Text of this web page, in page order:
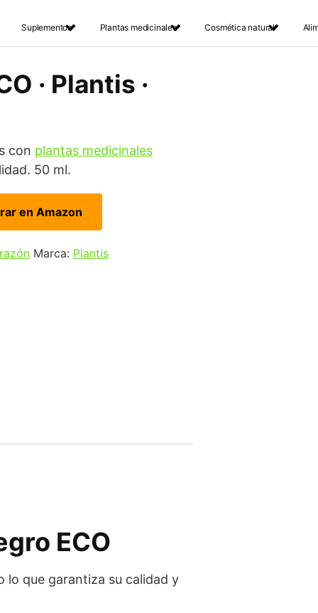
Suplementos Plantas medicinales Cosmética natural
· Plantis ·
con plantas medicinales
50 ml.
en Amazon
Marca: Plantis
ECO
lo que garantiza su calidad y